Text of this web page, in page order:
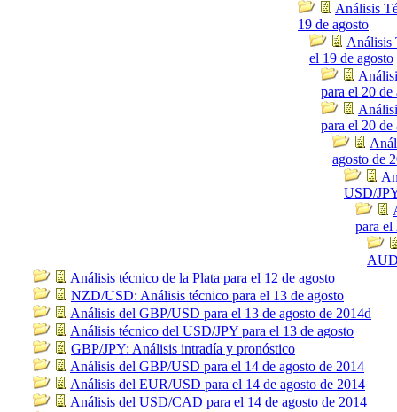
Análisis
19 de agosto
Análisis
el 19 de agosto
para el 20 de
para el 20 de
agosto de
USD/
para el
Análisis técnico de la Plata para el 12 de agosto
NZD/USD: Análisis técnico para el 13 de agosto
Análisis del GBP/USD para el 13 de agosto de 2014d
Análisis técnico del USD/JPY para el 13 de agosto
GBP/JPY: Análisis intradía y pronóstico
Análisis del GBP/USD para el 14 de agosto de 2014
Análisis del EUR/USD para el 14 de agosto de 2014
Análisis del USD/CAD para el 14 de agosto de 2014